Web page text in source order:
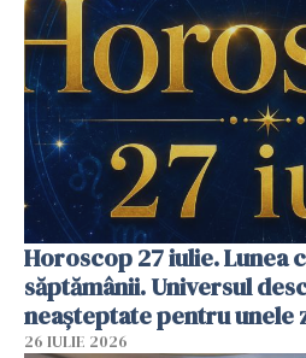
Horoscop 27 iulie. Lunea
săptămânii. Universul
neașteptate pentru unele
26 IULIE 2026